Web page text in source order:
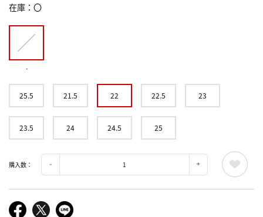
在庫 〇
-
25.5 21.5 22 22.5 23
23.5 24 24.5 25
購入数：